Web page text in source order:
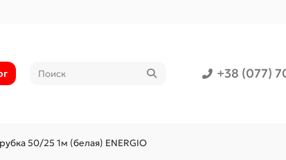
+38 (077)
50/25 1м (белая) ENERGIO